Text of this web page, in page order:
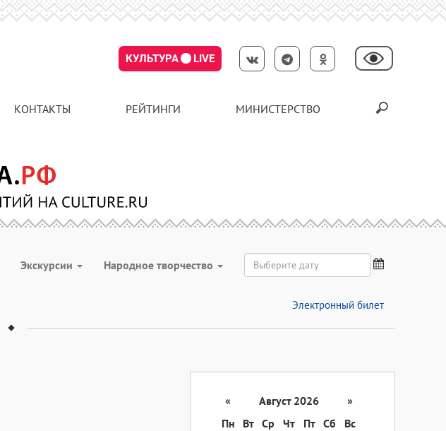
КУЛЬТУРА LIVE
КОНТАКТЫ РЕЙТИНГИ МИНИСТЕРСТВО
Экскурсии Народное творчество
Электронный билет
« Август 2026
»
Пн
Вт Ср Чт Пт Сб
Вс